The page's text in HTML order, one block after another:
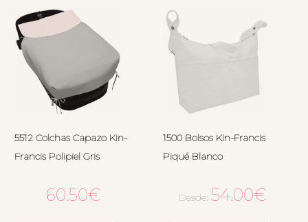
5512 Colchas Capazo Kin-
Francis Polipiel Gris
60.50€
1500 Bolsos Kin-Francis
Piqué Blanco
Desde: 54.00€